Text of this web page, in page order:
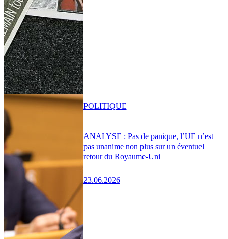
ANALYSE : Pas de panique, l’UE n’est
pas unanime non plus sur un éventuel
retour du Royaume-Uni
23.06.2026
POLITIQUE